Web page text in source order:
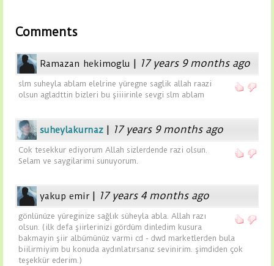
Comments
Ramazan hekimoglu | 17 years 9 months ago
slm suheyla ablam elelrine yüregne saglik allah raazi
olsun agladttin bizleri bu şiiiirinle sevgi slm ablam
suheylakurnaz | 17 years 9 months ago
Cok tesekkur ediyorum Allah sizlerdende razi olsun.
Selam ve saygilarimi sunuyorum.
yakup emir| 17 years 4 months ago
gönlünüze yüreginize sağlık süheyla abla. Allah razı
olsun. (ilk defa şiirlerinizi gördüm dinledim kusura
bakmayin şiir albümünüz varmi cd - dwd marketlerden bula
biilirmiyim bu konuda aydınlatırsanız sevinirim. şimdiden çok
teşekkür ederim.)